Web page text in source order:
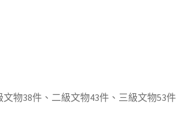
物38件、二級文物43件、三級文物53件